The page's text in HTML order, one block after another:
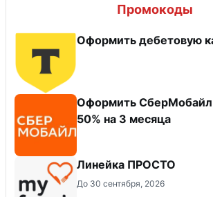
Промокоды
Оформить дебетовую
Оформить СберМобайл
50% на 3 месяца
Линейка ПРОСТО
До 30 сентября, 2026